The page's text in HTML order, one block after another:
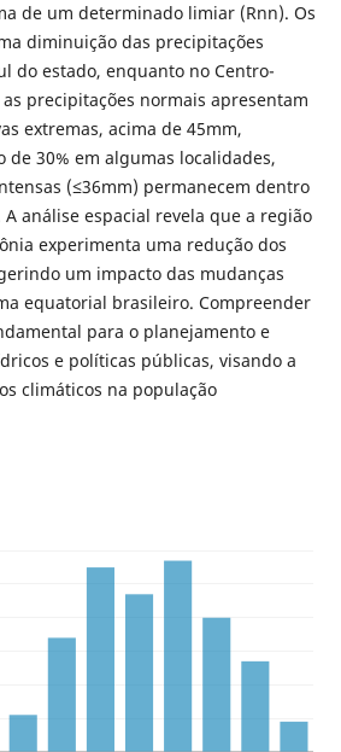
de um determinado limiar (Rnn). Os
diminuição das precipitações
do estado, enquanto no Centro-
precipitações normais apresentam
extremas, acima de 45mm,
de 30% em algumas localidades,
(≤36mm) permanecem dentro
análise espacial revela que a região
experimenta uma redução dos
um impacto das mudanças
equatorial brasileiro. Compreender
para o planejamento e
e políticas públicas, visando a
climáticos na população